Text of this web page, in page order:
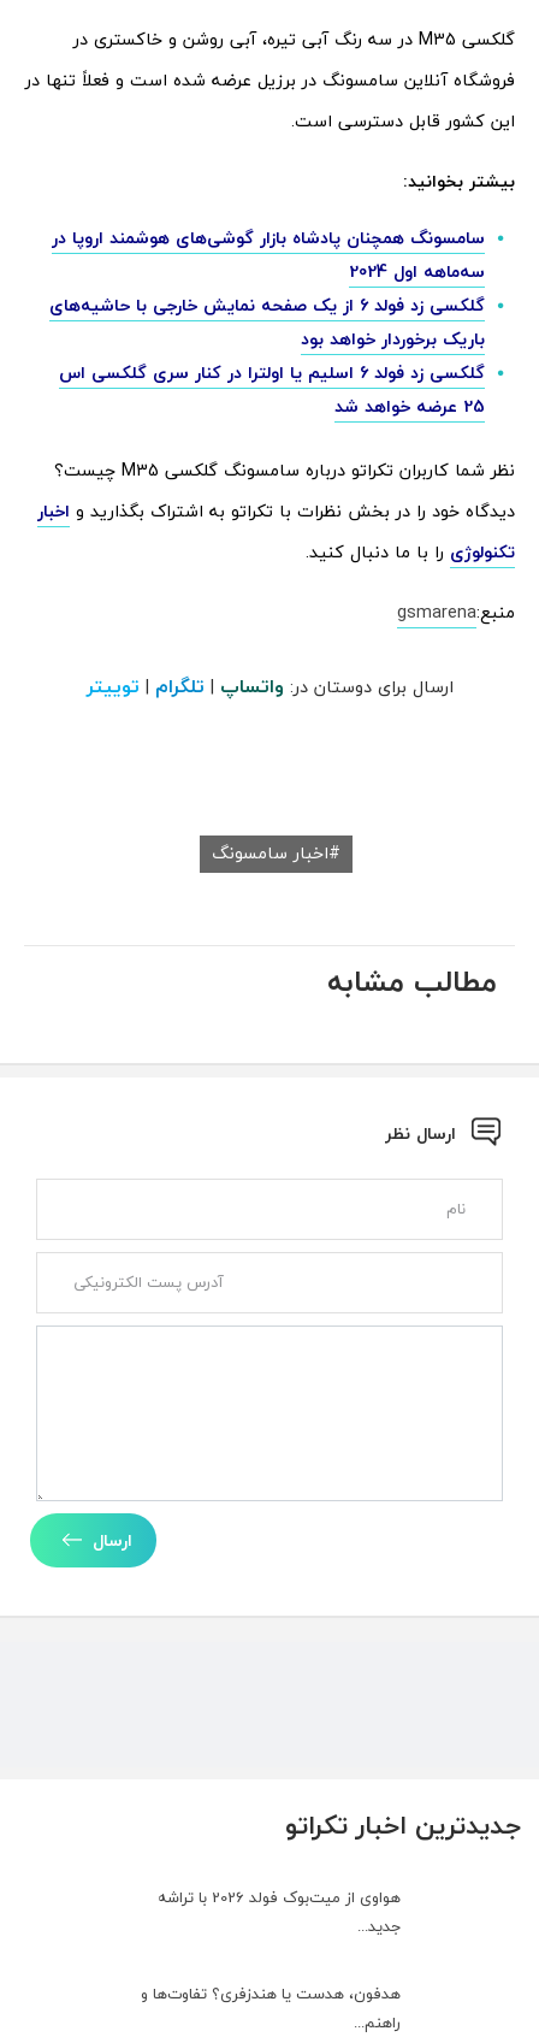
جدیدترین اخبار تکراتو
هواوی از میت‌بوک فولد 2026 با تراشه
جدید...
هدفون، هدست یا هندزفری؟ تفاوت‌ها و
راهنم...
گلکسی M35 در سه رنگ آبی تیره، آبی روشن و خاکستری در
فروشگاه آنلاین سامسونگ در برزیل عرضه شده است و فعلاً تنها در
این کشور قابل دسترسی است.
بیشتر بخوانید:
سامسونگ همچنان پادشاه بازار گوشی‌های هوشمند اروپا در
سه‌ماهه اول 2024
گلکسی زد فولد 6 از یک صفحه نمایش خارجی با حاشیه‌های
باریک برخوردار خواهد بود
گلکسی زد فولد 6 اسلیم یا اولترا در کنار سری گلکسی اس
25 عرضه خواهد شد
نظر شما کاربران تکراتو درباره سامسونگ گلکسی M35 چیست؟
دیدگاه خود را در بخش نظرات با تکراتو به اشتراک بگذارید و اخبار
تکنولوژی را با ما دنبال کنید.
منبع:gsmarena
ارسال برای دوستان در: واتساپ | تلگرام | توییتر
اخبار سامسونگ
مطالب مشابه
ارسال نظر
ارسال